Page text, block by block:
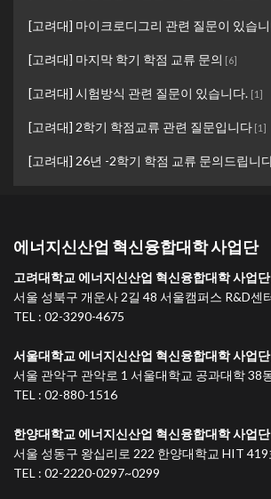
[고려대] 마이크로디그리 관련 질문이 있습
[고려대] 마지막 학기 학점 교류 문의 [6]
[고려대] 시험방식 관련 질문이 있습니다. [1]
[고려대] 2학기 학점교류 관련 질문입니다 [1]
[고려대] 26년 -2학기 학점 교류 문의드립니
에너지신산업 혁신융합대학 사업단
고려대학교 에너지신산업 혁신융합대학 사업단
서울 성북구 개운사 2길 48 서울캠퍼스 R&D센
TEL : 02-3290-4675
서울대학교 에너지신산업 혁신융합대학 사업단
서울 관악구 관악로 1 서울대학교 공과대학 38
TEL : 02-880-1516
한양대학교 에너지신산업 혁신융합대학 사업단
서울 성동구 왕십리로 222 한양대학교 HIT 419
TEL : 02-2220-0297~0299